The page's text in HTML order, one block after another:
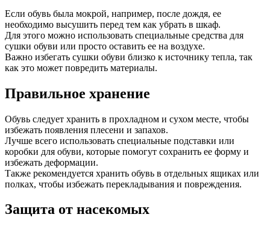
Если обувь была мокрой, например, после дождя, ее
необходимо высушить перед тем как убрать в шкаф.
Для этого можно использовать специальные средства для
сушки обуви или просто оставить ее на воздухе.
Важно избегать сушки обуви близко к источнику тепла, так
как это может повредить материалы.
Правильное хранение
Обувь следует хранить в прохладном и сухом месте, чтобы
избежать появления плесени и запахов.
Лучше всего использовать специальные подставки или
коробки для обуви, которые помогут сохранить ее форму и
избежать деформации.
Также рекомендуется хранить обувь в отдельных ящиках или
полках, чтобы избежать перекладывания и повреждения.
Защита от насекомых